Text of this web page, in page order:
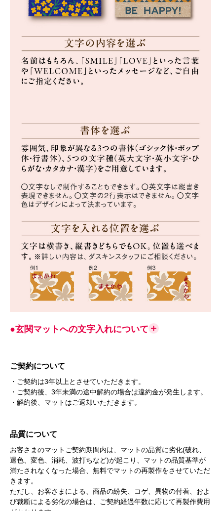
●玄関マットへの文字入れについて
ご契約について
・ご契約は3年以上とさせていただきます。
・ご契約後、3年未満の途中解約の場合は違約金が発生します。
・解約後、マットはご返却いただきます。
品質について
お客さまのマットご契約期間内は、マットの品質に劣化(破れ、
退色、変色、消耗、波打ちなど)が起こり、マットの品質基準が
満たされなくなった場合、無料でマットの再製作をさせていただ
きます。
ただし、お客さまによる、商品の紛失、コゲ、異物の付着、およ
び裁断による劣化の場合は、ご契約経過年数に応じて再製作費用